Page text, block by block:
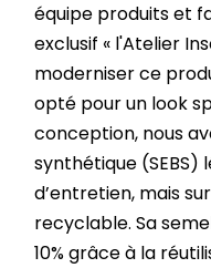
équipe produits et
exclusif « l'Atelier
moderniser ce
opté pour un look
conception, nous
synthétique
d’entretien, mais
recyclable. Sa
10% grâce à la